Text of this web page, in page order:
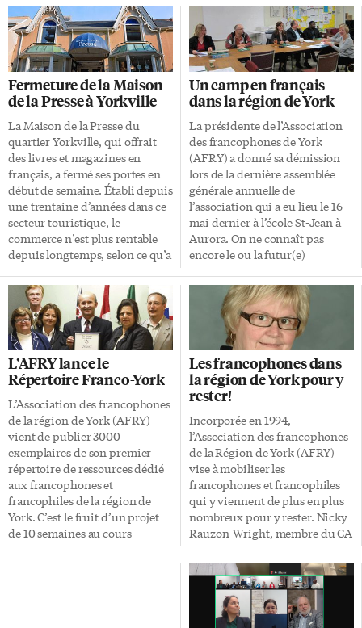
Fermeture de la Maison
de la Presse à Yorkville
La Maison de la Presse du
quartier Yorkville, qui offrait
des livres et magazines en
français, a fermé ses portes en
début de semaine. Établi depuis
une trentaine d’années dans ce
secteur touristique, le
commerce n’est plus rentable
depuis longtemps, selon ce qu’a
libraire Sara Vladusic la
semaine dernière. «Depuis 10
ans, on n’a pas eu une année qui
a été profitable», a confirmé le
président de la chaîne LS Travel
Retail, Gérald Savaria. Toujours
à Radio-Canada, le président
sortant de l’Association des
auteurs de l’Ontario français,
Gilles Levasseur, a dit craindre
les conséquences de cette
fermeture […]
Un camp en français
dans la région de York
La présidente de l’Association
des francophones de York
(AFRY) a donné sa démission
lors de la dernière assemblée
générale annuelle de
l’association qui a eu lieu le 16
mai dernier à l’école St-Jean à
Aurora. On ne connaît pas
encore le ou la futur(e)
s’agissait du principal fait
saillant de l’AGA avec la mise en
place d’un camp d’été pour les
jeunes francophones de la
région de York. Outre ses
activités de réunions du conseil
d’administration, l’AFRY
participe chaque année à
plusieurs événements, comme
la parade du 1er juillet de
Aurora, publie le répertoire
FrancoYork, qui […]
L’AFRY lance le
Répertoire Franco-York
L’Association des francophones
de la région de York (AFRY)
vient de publier 3000
exemplaires de son premier
répertoire de ressources dédié
aux francophones et
francophiles de la région de
York. C’est le fruit d’un projet
de 10 semaines au cours
Les francophones dans
la région de York pour y
rester!
Incorporée en 1994,
l’Association des francophones
de la Région de York (AFRY)
vise à mobiliser les
francophones et francophiles
qui y viennent de plus en plus
nombreux pour y rester. Nicky
Rauzon-Wright, membre du CA
de la subvention que leur a
récemment accordé la
Fondation Trillium en vue de
soutenir l’épanouissement de